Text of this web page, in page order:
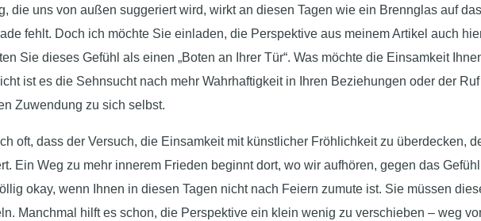
die uns von außen suggeriert wird, wirkt an diesen Tagen wie ein Brennglas auf
fehlt. Doch ich möchte Sie einladen, die Perspektive aus meinem Artikel auch
Sie dieses Gefühl als einen „Boten an Ihrer Tür“. Was möchte die Einsamkeit
ist es die Sehnsucht nach mehr Wahrhaftigkeit in Ihren Beziehungen oder der Ruf
Zuwendung zu sich selbst.
oft, dass der Versuch, die Einsamkeit mit künstlicher Fröhlichkeit zu überdecken,
Ein Weg zu mehr innerem Frieden beginnt dort, wo wir aufhören, gegen das Gefühl
okay, wenn Ihnen in diesen Tagen nicht nach Feiern zumute ist. Sie müssen
Manchmal hilft es schon, die Perspektive ein klein wenig zu verschieben – weg